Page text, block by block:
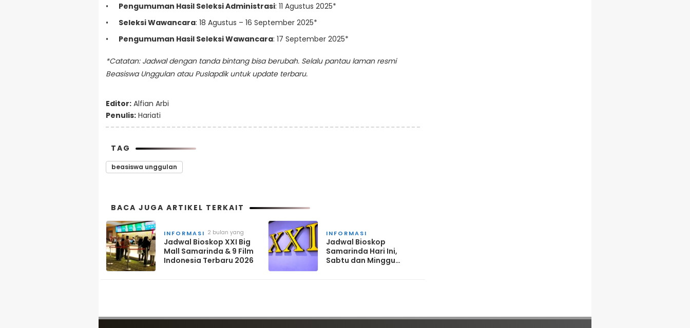
Pengumuman Hasil Seleksi Administrasi: 11 Agustus 2025*
Seleksi Wawancara: 18 Agustus – 16 September 2025*
Pengumuman Hasil Seleksi Wawancara: 17 September 2025*
*Catatan: Jadwal dengan tanda bintang bisa berubah. Selalu pantau laman resmi
Beasiswa Unggulan atau Puslapdik untuk update terbaru.
Editor: Alfian Arbi
Penulis: Hariati
TAG
beasiswa unggulan
BACA JUGA ARTIKEL TERKAIT
INFORMASI 2 bulan yang
lalu
Jadwal Bioskop XXI Big
Mall Samarinda & 9 Film
Indonesia Terbaru 2026
INFORMASI
Jadwal Bioskop
Samarinda Hari Ini,
Sabtu dan Minggu